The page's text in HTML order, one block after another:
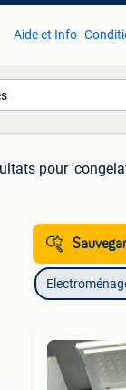
Aide et Info
pour